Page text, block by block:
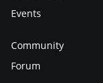
Events
Community
Forum